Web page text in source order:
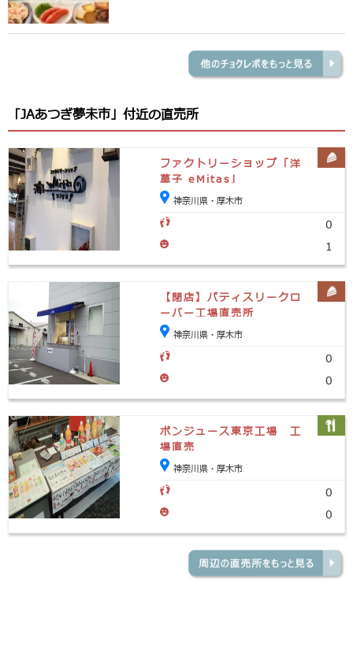
「JAあつぎ夢未市」付近の直売所
ファクトリーショップ「洋
菓子 eMitas」
神奈川県・厚木市
0
1
【閉店】パティスリークロ
ーバー工場直売所
神奈川県・厚木市
0
0
ポンジュース東京工場 工
場直売
神奈川県・厚木市
0
0